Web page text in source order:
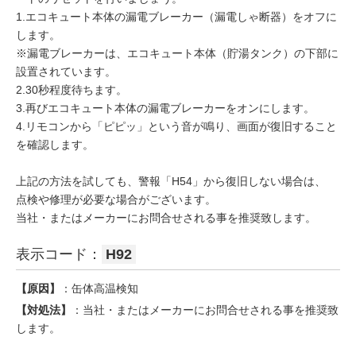
1.エコキュート本体の漏電ブレーカー（漏電しゃ断器）をオフに
します。
※漏電ブレーカーは、エコキュート本体（貯湯タンク）の下部に
設置されています。
2.30秒程度待ちます。
3.再びエコキュート本体の漏電ブレーカーをオンにします。
4.リモコンから「ピピッ」という音が鳴り、画面が復旧すること
を確認します。
上記の方法を試しても、警報「H54」から復旧しない場合は、
点検や修理が必要な場合がございます。
当社・またはメーカーにお問合せされる事を推奨致します。
表示コード： H92
【原因】
：缶体高温検知
【対処法】
：当社・またはメーカーにお問合せされる事を推奨致
します。